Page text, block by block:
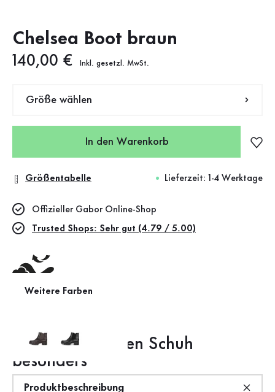
Chelsea Boot braun
Neuer Preis
140,00 € Inkl. gesetzl. MwSt.
Größe wählen
In den Warenkorb
Größentabelle Lieferzeit: 1-4 Werktage
Weitere Farben
Offizieller Gabor Online-Shop
Trusted Shops: Sehr gut (4.79 / 5.00)
Wechselfußbett
Das macht diesen Schuh
besonders
Produktbeschreibung